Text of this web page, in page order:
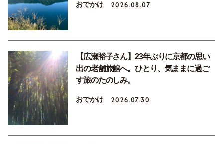
おでかけ 2026.08.07
【広瀬裕子さん】23年ぶりに京都の思い
出の老舗旅館へ。ひとり、気ままに過ご
す旅のたのしみ。
おでかけ 2026.07.30